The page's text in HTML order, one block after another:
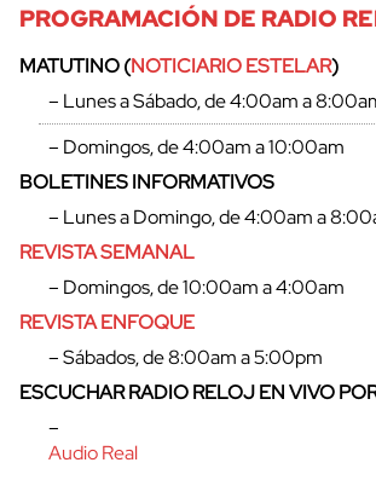
cerrar
PROGRAMACIÓN DE RADIO
MATUTINO (NOTICIARIO ESTELAR)
– Lunes a Sábado, de 4:00am a
– Domingos, de 4:00am a 10:00am
BOLETINES INFORMATIVOS
– Lunes a Domingo, de 4:00am a
REVISTA SEMANAL
– Domingos, de 10:00am a 4:00am
REVISTA ENFOQUE
– Sábados, de 8:00am a 5:00pm
ESCUCHAR RADIO RELOJ EN VIVO
–
Audio Real